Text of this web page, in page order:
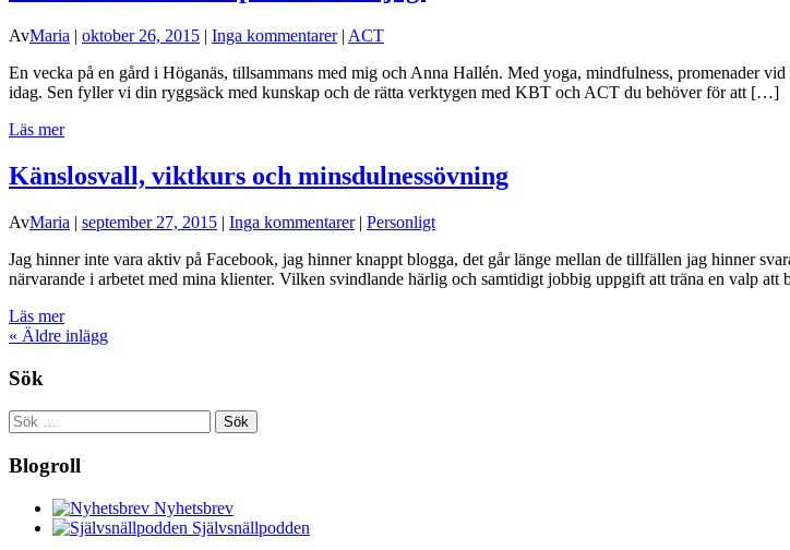
AvMaria | oktober 26, 2015 | Inga kommentarer| ACT
En vecka på en gård i Höganäs, tillsammans med mig och Anna Hallén. Med yoga, mindfulness, promenader
idag. Sen fyller vi din ryggsäck med kunskap och de rätta verktygen med KBT och ACT du behöver för att […]
Läs mer
Känslosvall, viktkurs och minsdulnessövning
AvMaria | september 27, 2015 | Inga kommentarer| Personligt
Jag hinner inte vara aktiv på Facebook, jag hinner knappt blogga, det går länge mellan de tillfällen jag hinner
närvarande i arbetet med mina klienter. Vilken svindlande härlig och samtidigt jobbig uppgift att träna en valp
Läs mer
« Äldre inlägg
Sök
Sök
efter:
Blogroll
Nyhetsbrev
Självsnällpodden